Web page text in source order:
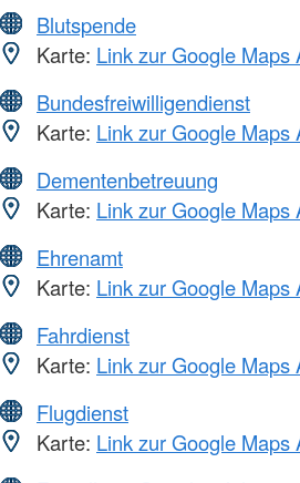
Blutspende
Karte: Link zur Google Maps
Bundesfreiwilligendienst
Karte: Link zur Google Maps
Dementenbetreuung
Karte: Link zur Google Maps
Ehrenamt
Karte: Link zur Google Maps
Fahrdienst
Karte: Link zur Google Maps
Flugdienst
Karte: Link zur Google Maps